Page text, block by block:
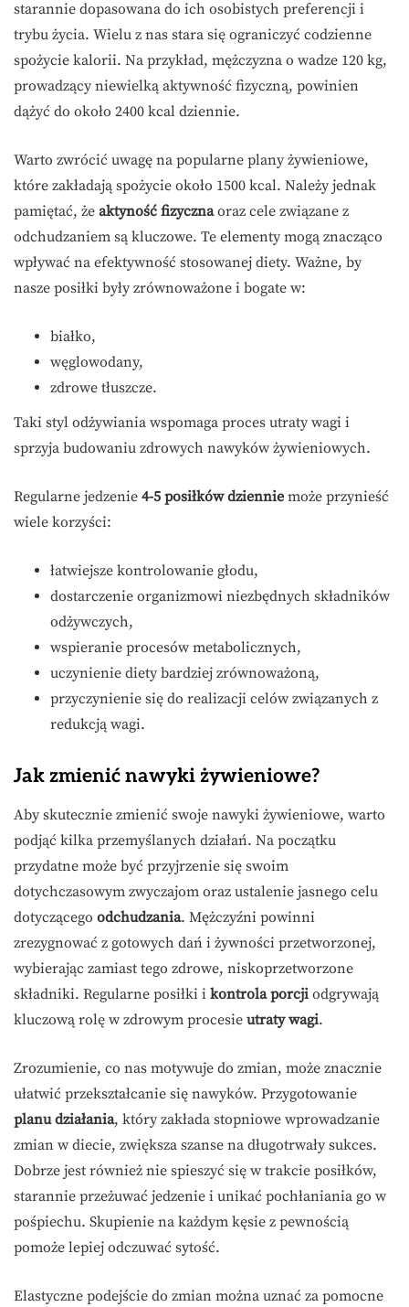
starannie dopasowana do ich osobistych preferencji i
trybu życia. Wielu z nas stara się ograniczyć codzienne
spożycie kalorii. Na przykład, mężczyzna o wadze 120 kg,
prowadzący niewielką aktywność fizyczną, powinien
dążyć do około 2400 kcal dziennie.
Warto zwrócić uwagę na popularne plany żywieniowe,
które zakładają spożycie około 1500 kcal. Należy jednak
pamiętać, że aktyność fizycznaoraz cele związane z
odchudzaniem są kluczowe. Te elementy mogą znacząco
wpływać na efektywność stosowanej diety. Ważne, by
nasze posiłki były zrównoważone i bogate w:
białko,
węglowodany,
zdrowe tłuszcze.
Taki styl odżywiania wspomaga proces utraty wagi i
sprzyja budowaniu zdrowych nawyków żywieniowych.
Regularne jedzenie 4-5 posiłków dziennie może przynieść
wiele korzyści:
łatwiejsze kontrolowanie głodu,
dostarczenie organizmowi niezbędnych składników
odżywczych,
wspieranie procesów metabolicznych,
uczynienie diety bardziej zrównoważoną,
przyczynienie się do realizacji celów związanych z
redukcją wagi.
Jak zmienić nawyki żywieniowe?
Aby skutecznie zmienić swoje nawyki żywieniowe, warto
podjąć kilka przemyślanych działań. Na początku
przydatne może być przyjrzenie się swoim
dotychczasowym zwyczajom oraz ustalenie jasnego celu
dotyczącego odchudzania. Mężczyźni powinni
zrezygnować z gotowych dań i żywności przetworzonej,
wybierając zamiast tego zdrowe, niskoprzetworzone
składniki. Regularne posiłki i kontrola porcji odgrywają
kluczową rolę w zdrowym procesie utraty wagi.
Zrozumienie, co nas motywuje do zmian, może znacznie
ułatwić przekształcanie się nawyków. Przygotowanie
planu działania, który zakłada stopniowe wprowadzanie
zmian w diecie, zwiększa szanse na długotrwały sukces.
Dobrze jest również nie spieszyć się w trakcie posiłków,
starannie przeżuwać jedzenie i unikać pochłaniania go w
pośpiechu. Skupienie na każdym kęsie z pewnością
pomoże lepiej odczuwać sytość.
Elastyczne podejście do zmian można uznać za pomocne